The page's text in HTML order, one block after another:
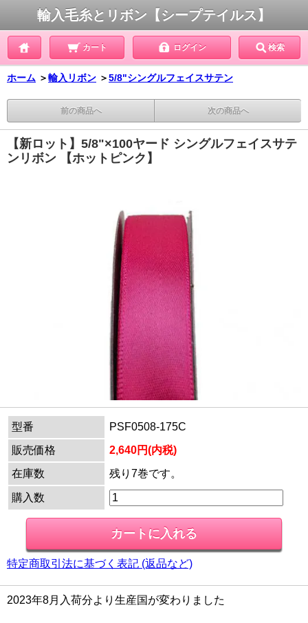
輸入毛糸とリボン【シープテイルス】
カート ログイン 検索
ホーム ＞輸入リボン ＞5/8"シングルフェイスサテン
前の商品へ 次の商品へ
【新ロット】5/8"×100ヤード シングルフェイスサテ
ンリボン 【ホットピンク】
型番
PSF0508-175C
販売価格
2,640円(内税)
在庫数
残り7巻です。
購入数
特定商取引法に基づく表記 (返品など)
2023年8月入荷分より生産国が変わりました